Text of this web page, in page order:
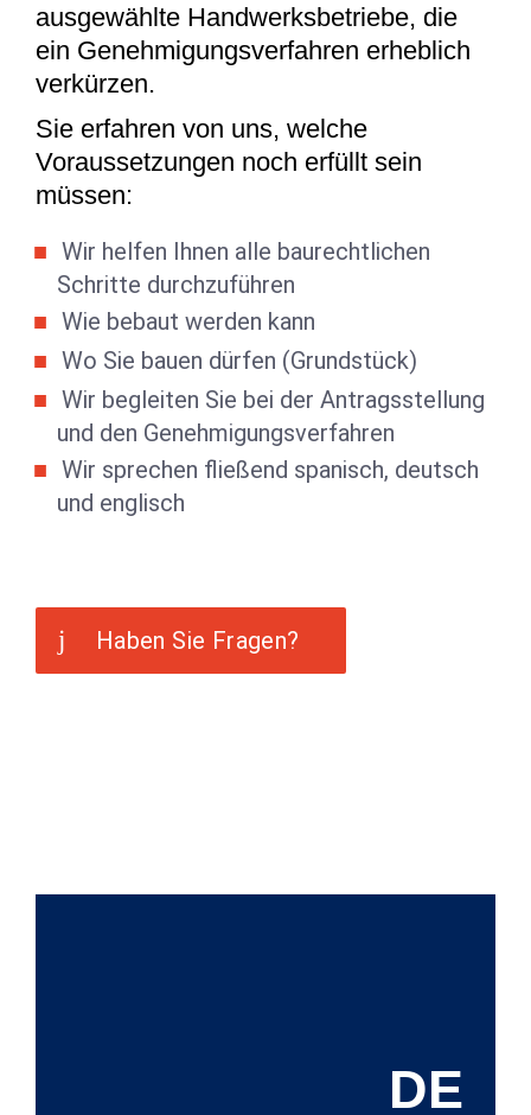
ausgewählte Handwerksbetriebe, die
ein Genehmigungsverfahren erheblich
verkürzen.
Sie erfahren von uns, welche
Voraussetzungen noch erfüllt sein
müssen:
Wir helfen Ihnen alle baurechtlichen
Schritte durchzuführen
Wie bebaut werden kann
Wo Sie bauen dürfen (Grundstück)
Wir begleiten Sie bei der Antragsstellung
und den Genehmigungsverfahren
Wir sprechen fließend spanisch, deutsch
und englisch
Haben Sie Fragen?
DE